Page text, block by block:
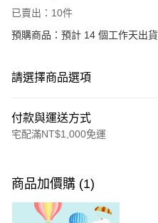
已賣出：10件
預購商品：預計 14 個工作天出貨
請選擇商品選項
付款與運送方式
宅配滿NT$1,000免運
信用卡一次付款
LINE Pay
商品加價購 (1)